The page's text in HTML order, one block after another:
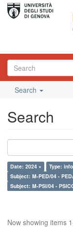
Search
Search
Date: 2024 ×
Type:
Subject: M-PED/04 -
Subject: M-PSI/04 -
Now showing items